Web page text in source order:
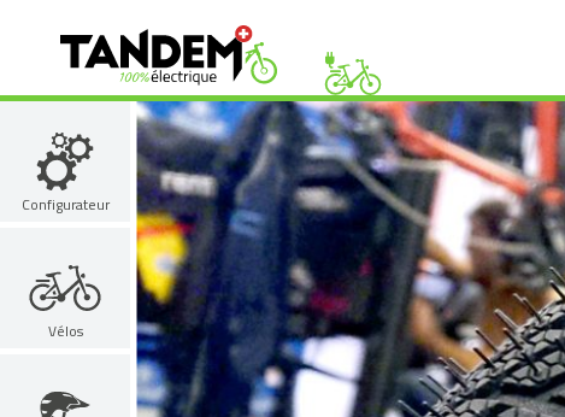
Configurateur
Vélos